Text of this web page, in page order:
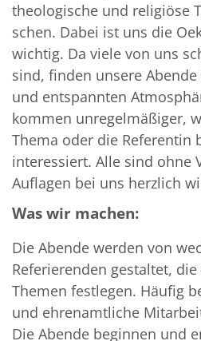
theologische und religiöse
schen. Dabei ist uns die
wichtig. Da viele von uns
sind, finden unsere
und entspannten
kommen unregelmäßiger,
Thema oder die Referentin
interessiert. Alle sind ohne
Auflagen bei uns herzlich
Was wir machen:
Die Abende werden von
Referierenden gestaltet,
Themen festlegen. Häufig
und ehrenamtliche
Die Abende beginnen und